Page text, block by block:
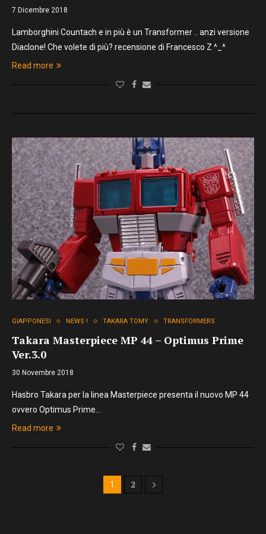
7 Dicembre 2018
Lamborghini Countach e in più è un Transformer .. anzi versione
Diaclone! Che volete di più? recensione di Francesco Z ^_^
Read more
GIAPPONESI NEWS ! TAKARA TOMY TRANSFORMERS
Takara Masterpiece MP 44 – Optimus Prime
Ver.3.0
30 Novembre 2018
Hasbro Takara per la linea Masterpiece presenta il nuovo MP 44
ovvero Optimus Prime…
Read more
1 2